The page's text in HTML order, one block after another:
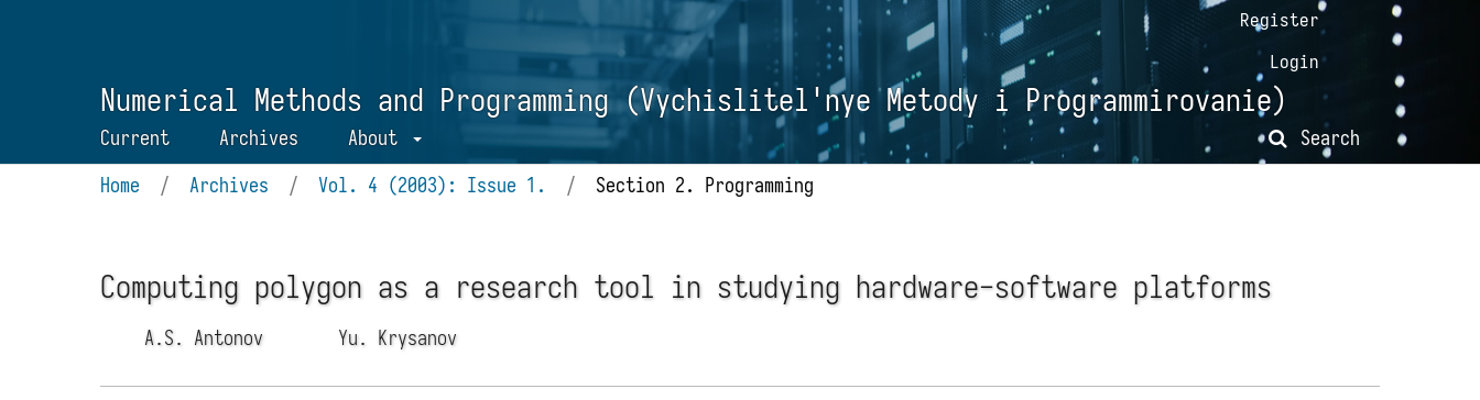
Numerical Methods and Programming (Vychislitel'nye Metody i Programmirovanie)
Current Archives About Search
Register
Login
Home / Archives / Vol. 4 (2003): Issue 1. / Section 2. Programming
Computing polygon as a research tool in studying hardware-software platforms
A.S. Antonov Yu. Krysanov